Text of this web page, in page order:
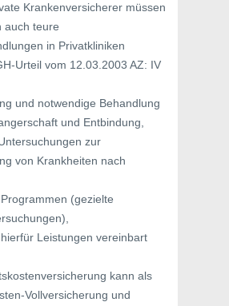
Krankenversicherer müssen
auch teure
in Privatkliniken
Urteil vom 12.03.2003 AZ: IV
und notwendige Behandlung
und Entbindung,
zur
von Krankheiten nach
(gezielte
hierfür Leistungen vereinbart
kann als
Vollversicherung und